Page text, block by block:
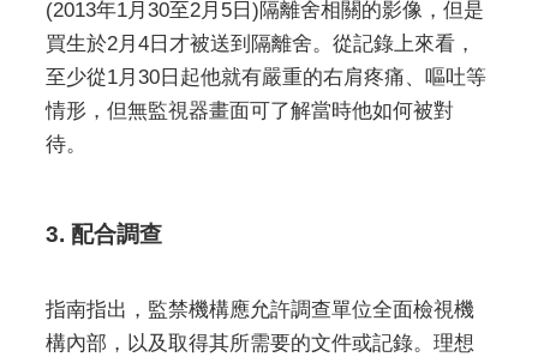
(2013年1月30至2月5日)隔離舍相關的影像，但是
買生於2月4日才被送到隔離舍。從記錄上來看，
至少從1月30日起他就有嚴重的右肩疼痛、嘔吐等
情形，但無監視器畫面可了解當時他如何被對
待。
3. 配合調查
指南指出，監禁機構應允許調查單位全面檢視機
構內部，以及取得其所需要的文件或記錄。理想